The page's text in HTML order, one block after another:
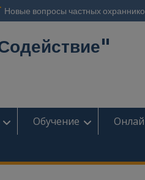
Новые вопросы частных
Обучение